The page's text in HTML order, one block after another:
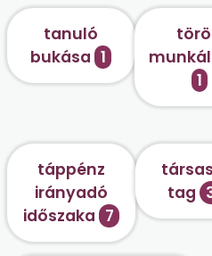
tanuló
bukása 1
1
táppénz
irányadó
időszaka 7
tag